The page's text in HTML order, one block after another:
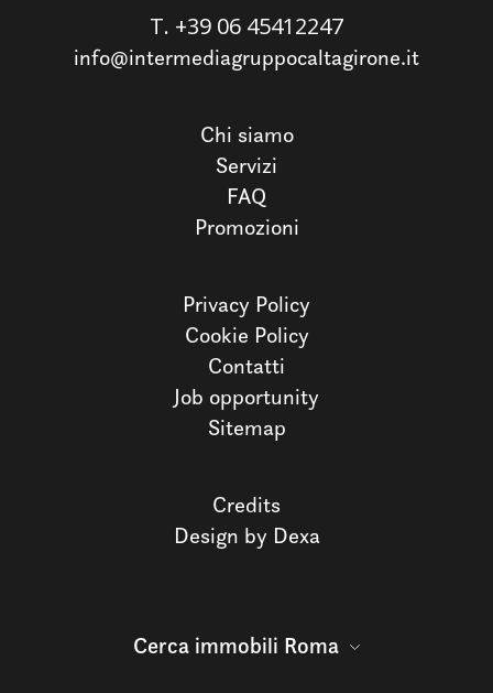
T. +39 06 45412247
info@intermediagruppocaltagirone.it
Chi siamo
Servizi
FAQ
Promozioni
Privacy Policy
Cookie Policy
Contatti
Job opportunity
Sitemap
Credits
Design by Dexa
Cerca immobili Roma